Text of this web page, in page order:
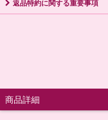
返品特約に関する重要事項
商品詳細